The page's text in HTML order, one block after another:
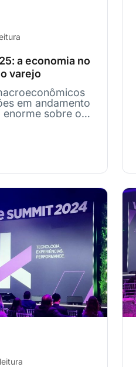
a economia no
varejo
em andamento
sobre o